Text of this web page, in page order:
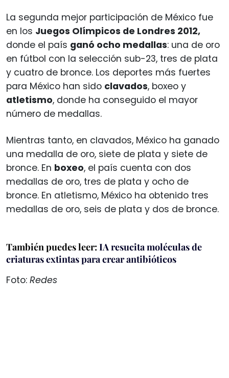
La segunda mejor participación de México fue
en los Juegos Olímpicos de Londres 2012,
donde el país ganó ocho medallas: una de oro
en fútbol con la selección sub-23, tres de plata
y cuatro de bronce. Los deportes más fuertes
para México han sido clavados, boxeo y
atletismo, donde ha conseguido el mayor
número de medallas.
Mientras tanto, en clavados, México ha ganado
una medalla de oro, siete de plata y siete de
bronce. En boxeo, el país cuenta con dos
medallas de oro, tres de plata y ocho de
bronce. En atletismo, México ha obtenido tres
medallas de oro, seis de plata y dos de bronce.
También puedes leer: IA resucita moléculas de
criaturas extintas para crear antibióticos
Foto: Redes